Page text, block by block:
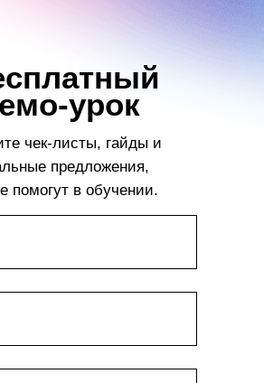
чек-листы, гайды и
предложения,
помогут в обучении.
урок